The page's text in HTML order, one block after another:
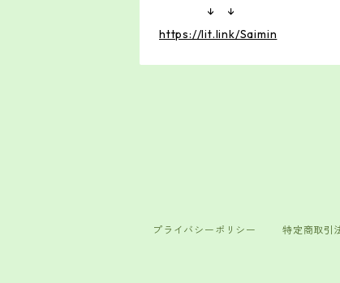
↓ ↓
https://lit.link/Saimin
プライバシーポリシー 特定商取引